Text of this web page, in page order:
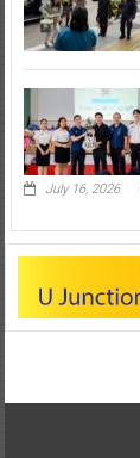
July 16, 2026